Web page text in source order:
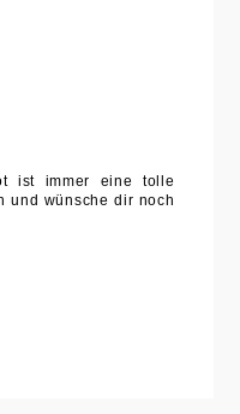
ist immer eine tolle
und wünsche dir noch